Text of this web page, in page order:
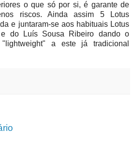
o que só por si, é garante de
riscos. Ainda assim 5 Lotus
e juntaram-se aos habituais Lotus
do Luís Sousa Ribeiro dando o
"lightweight" a este já tradicional